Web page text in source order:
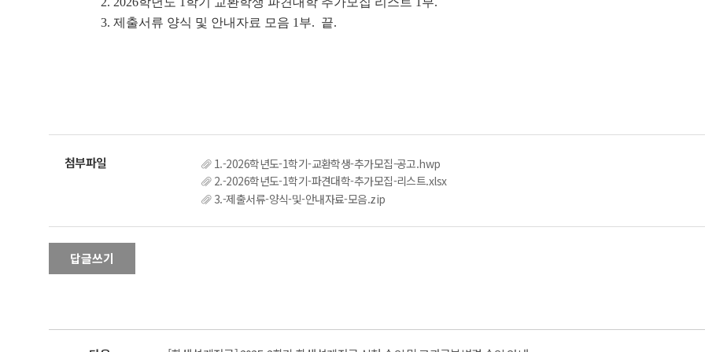
3. 제출서류 양식 및 안내자료 모음 1부. 끝.
1.-2026학년도-1학기-교환학생-추가모집-공고.hwp
2.-2026학년도-1학기-파견대학-추가모집-리스트.xlsx
3.-제출서류-양식-및-안내자료-모음.zip
답글쓰기